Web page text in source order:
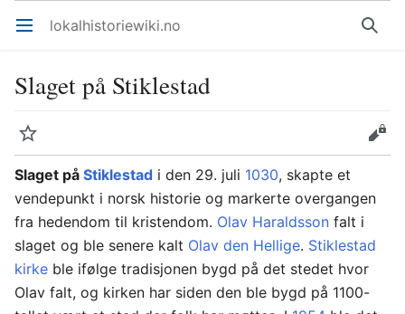
Åpne hovedmenyen lokalhistoriewiki.no Søk
Slaget på Stiklestad
Overvåk
Rediger
Slaget på Stiklestad i den 29. juli 1030, skapte et
vendepunkt i norsk historie og markerte overgangen
fra hedendom til kristendom. Olav Haraldsson falt i
slaget og ble senere kalt Olav den Hellige. Stiklestad
kirke ble ifølge tradisjonen bygd på det stedet hvor
Olav falt, og kirken har siden den ble bygd på 1100-